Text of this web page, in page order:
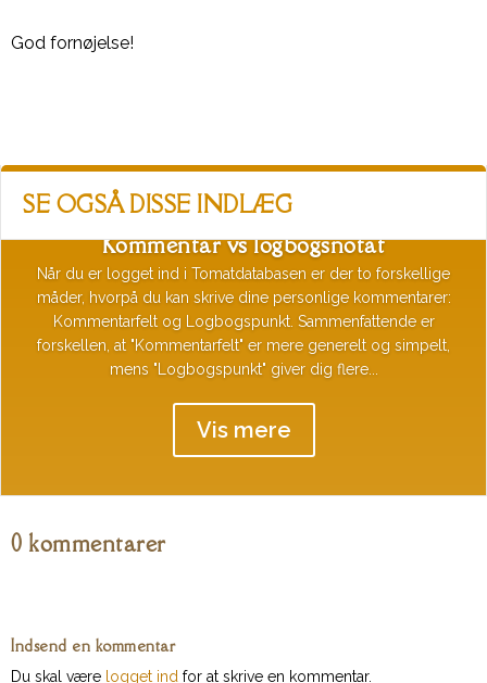
God fornøjelse!
SE OGSÅ DISSE INDLÆG
Kommentar vs logbogsnotat
Når du er logget ind i Tomatdatabasen er der to forskellige
måder, hvorpå du kan skrive dine personlige kommentarer:
Kommentarfelt og Logbogspunkt. Sammenfattende er
forskellen, at "Kommentarfelt" er mere generelt og simpelt,
mens "Logbogspunkt" giver dig flere...
Vis mere
0 kommentarer
Indsend en kommentar
Du skal være logget ind for at skrive en kommentar.